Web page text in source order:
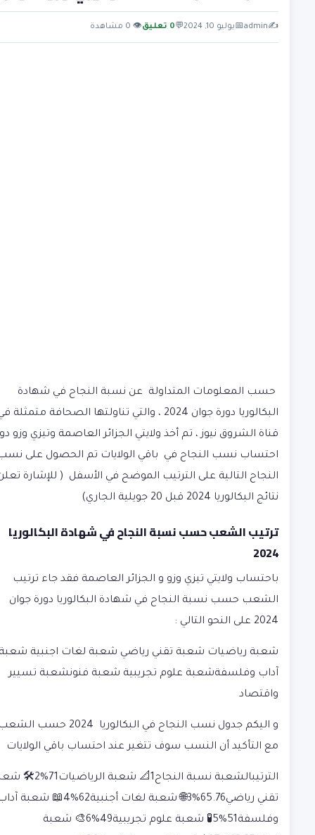
✍️
admin
📅يوليو 10, 2024 💬0 تعليق 👁 0 مشاهدة
حسب المعلومات المتداولة عن نسبة النجاح في شهادة
البكالوريا دورة جوان 2024 ، والتي تناولتها الصحافة متمثلة
قناة الشروق نيوز ، تم أخذ ولايتي الجزائر العاصمة وتيزي وزو
احتساب نسب النجاح في باقي الولايات تم الحصول على
النجاح التالية على الترتيب الموضح في الأسفل ( للإشارة
نتائج البكالوريا 2024 قبل 20 جويلية الجاري)
ترتيب الشعب حسب نسبة النجاح في شهادة البكالوريا
2024
باحتساب ولايتي تيزي وزو و الجزائر العاصمة فقد جاء ترتيب
الشعب حسب نسبة النجاح في شهادة البكالوريا دورة جوان
2024 على النحو التالي :
شعبة رياضيات شعبة تقني رياضي شعبة لغات اجنبية
آداب وفلسفةشعبة علوم تجريبية شعبة فنونشعبة تسيير
واقتصاد
و اليكم جدول نسب النجاح في البكالوريا 2024 حسب
مع التأكيد أن النسب سوف تتغير عند احتساب باقي الولايات
الترتيبالشعبة نسبة النجاح1📐 شعبة
تقني رياضي65.76%3🌐 شعبة لغات أجنبية62%4📖 شعبة
وفلسفة51%5🧪 شعبة علوم تجريبية49%6🎨 شعبة